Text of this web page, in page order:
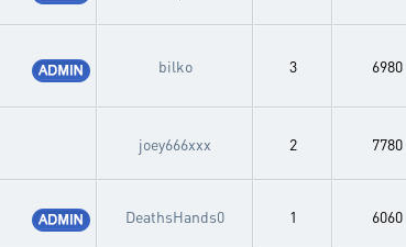
bilko 3 6980
joey666xxx 2 7780
DeathsHands0 1 6060